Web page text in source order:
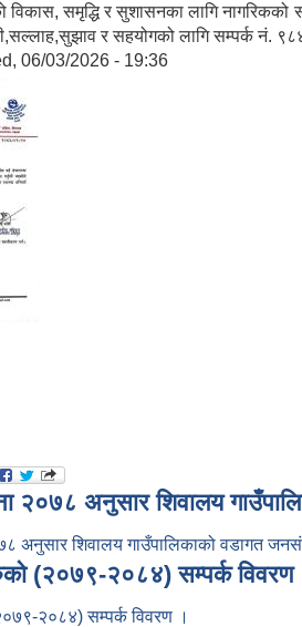
विकास, समृद्धि र सुशासनका लागि नागरिकको
र सहयोगको लागि सम्पर्क
06/03/2026 - 19:36
२०७८ अनुसार शिवालय
अनुसार शिवालय गाउँपालिकाको वडागत
(२०७९-२०८४) सम्पर्क विवरण
२०८४) सम्पर्क विवरण ।